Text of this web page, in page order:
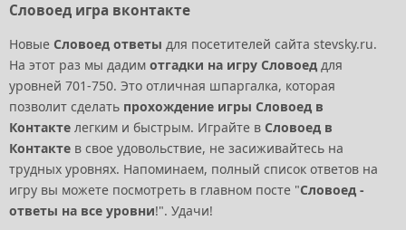
Словоед игра вконтакте
Новые Словоед ответы для посетителей сайта stevsky.ru.
На этот раз мы дадим отгадки на игру Словоед для
уровней 701-750. Это отличная шпаргалка, которая
позволит сделать прохождение игры Словоед в
Контакте легким и быстрым. Играйте в Словоед в
Контакте в свое удовольствие, не засиживайтесь на
трудных уровнях. Напоминаем, полный список ответов на
игру вы можете посмотреть в главном посте "Словоед -
ответы на все уровни!". Удачи!